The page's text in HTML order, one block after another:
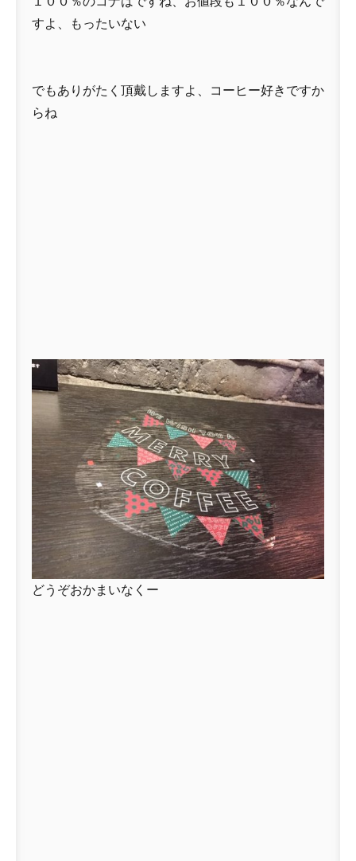
すよ、もったいない
でもありがたく頂戴しますよ、コーヒー好きですか
らね
どうぞおかまいなくー